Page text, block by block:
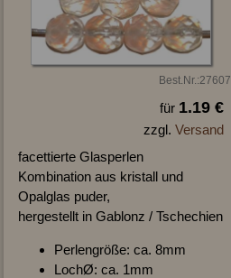
Best.Nr.:27607
für 1.19 €
zzgl. Versand
facettierte Glasperlen
Kombination aus kristall und
Opalglas puder,
hergestellt in Gablonz / Tschechien
Perlengröße: ca. 8mm
LochØ: ca. 1mm